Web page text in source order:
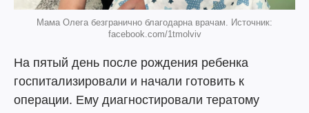
Мама Олега безгранично благодарна врачам. Источник:
facebook.com/1tmolviv
На пятый день после рождения ребенка
госпитализировали и начали готовить к
операции. Ему диагностировали тератому